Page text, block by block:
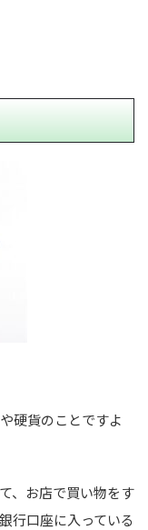
硬貨のことですよ
、お店で買い物をす
行口座に入っている